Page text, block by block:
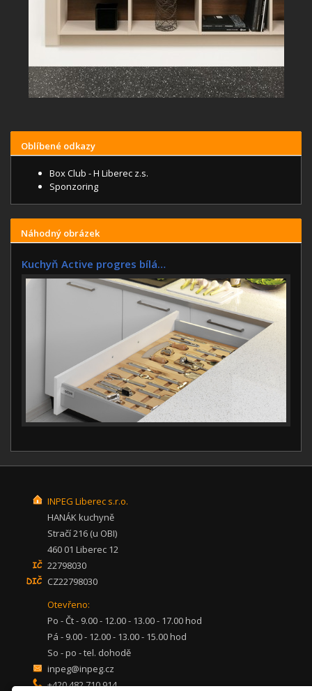
Oblíbené odkazy
Box Club - H Liberec z.s.
Sponzoring
Náhodný obrázek
Kuchyň Active progres bílá…
INPEG Liberec s.r.o.
HANÁK kuchyně
Stračí 216 (u OBI)
460 01 Liberec 12
22798030
CZ22798030
Otevřeno:
Po - Čt - 9.00 - 12.00 - 13.00 - 17.00 hod
Pá - 9.00 - 12.00 - 13.00 - 15.00 hod
So - po - tel. dohodě
inpeg@inpeg.cz
+420 482 710 914